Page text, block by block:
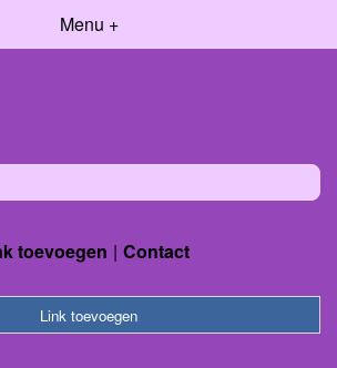
Menu +
toevoegen Contact
Link toevoegen